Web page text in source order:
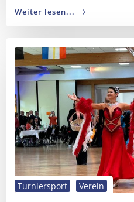
Weiter lesen...
Turniersport Verein